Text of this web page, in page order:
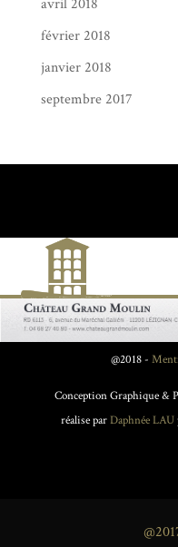
avril 2018
février 2018
janvier 2018
septembre 2017
@2018 -
Conception Graphique &
réalise parDaphnée LAU